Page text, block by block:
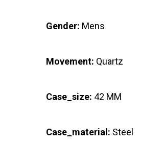
Gender: Mens
Movement: Quartz
Case_size: 42 MM
Case_material: Steel